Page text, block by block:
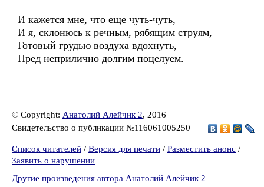
И кажется мне, что еще чуть-чуть,
И я, склонюсь к речным, рябящим струям,
Готовый грудью воздуха вдохнуть,
Пред неприлично долгим поцелуем.
© Copyright: Анатолий Алейчик 2, 2016
Свидетельство о публикации №116061005250
Список читателей / Версия для печати / Разместить анонс /
Заявить о нарушении
Другие произведения автора Анатолий Алейчик 2